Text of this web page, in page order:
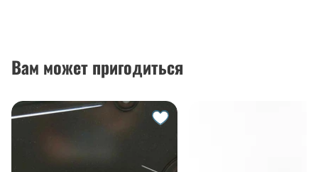
Вам может пригодиться